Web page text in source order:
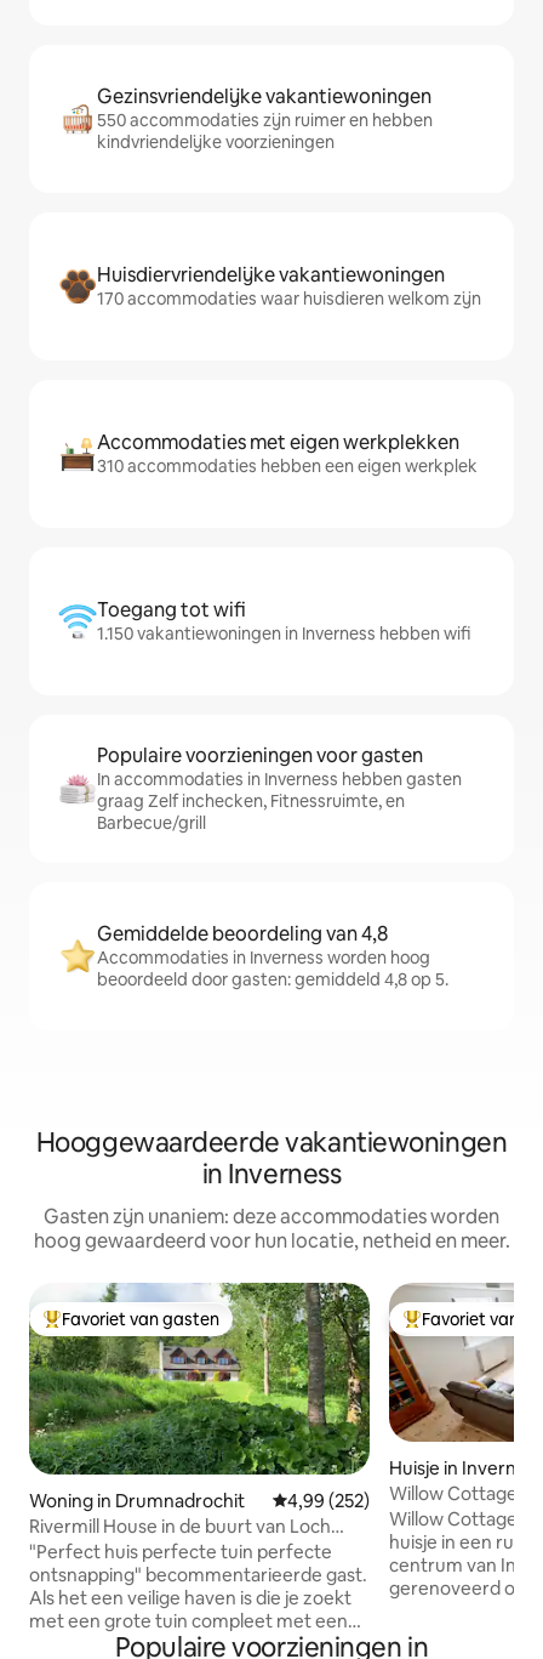
Gezinsvriendelijke vakantiewoningen
550 accommodaties zijn ruimer en hebben
kindvriendelijke voorzieningen
Huisdiervriendelijke vakantiewoningen
170 accommodaties waar huisdieren welkom zijn
Accommodaties met eigen werkplekken
310 accommodaties hebben een eigen werkplek
Toegang tot wifi
1.150 vakantiewoningen in Inverness hebben wifi
Populaire voorzieningen voor gasten
In accommodaties in Inverness hebben gasten
graag Zelf inchecken, Fitnessruimte, en
Barbecue/grill
Gemiddelde beoordeling van 4,8
Accommodaties in Inverness worden hoog
beoordeeld door gasten: gemiddeld 4,8 op 5.
Hooggewaardeerde vakantiewoningen
in Inverness
Gasten zijn unaniem: deze accommodaties worden
hoog gewaardeerd voor hun locatie, netheid en meer.
Topfavoriet van gasten
Favoriet van gasten
Woning in Drumnadrochit Gemiddelde beoordeling van
4,99 (252)
Rivermill House in de buurt van Loch
Ness - huisdiervriendelijk.
"Perfect huis perfecte tuin perfecte
ontsnapping" becommentarieerde gast.
Als het een veilige haven is die je zoekt
met een grote tuin compleet met een
magische rivier die door het terrein
Topfavoriet van
Favoriet van
Huisje in
Willow Cottage,
parkeren
Willow Cottage is
huisje in een
centrum van
gerenoveerd om
personen te
Populaire voorzieningen in